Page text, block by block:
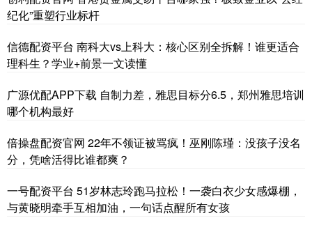
纪化”重塑行业标杆
信德配资平台 南科大vs上科大：核心区别全拆解！谁更适合
理科生？学业+前景一文读懂
广源优配APP下载 自制力差，雅思目标分6.5，郑州雅思培训
哪个机构最好
倍操盘配资官网 22年不领证被骂疯！巫刚陈瑾：没孩子没名
分，凭啥活得比谁都爽？
一号配资平台 51岁林志玲跑马拉松！一袭白衣少女感爆棚，
与黄晓明牵手互相加油，一句话点醒所有女孩